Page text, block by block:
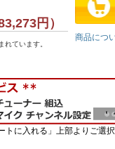
円）
れています。
商品につ
トに入れる」上部よりご選択